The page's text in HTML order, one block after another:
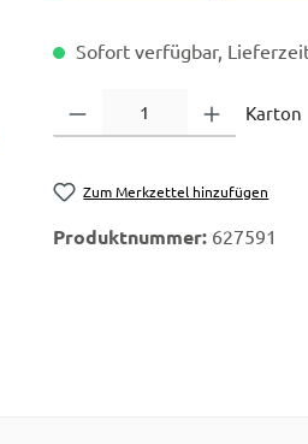
Sofort verfügbar,
Karton
Zum Merkzettel hinzufügen
Produktnummer: 627591